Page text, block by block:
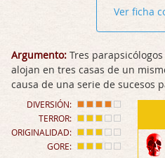
Ver ficha
Argumento: Tres
alojan en tres casas de un
causa de una serie de sucesos
DIVERSIÓN:
TERROR:
ORIGINALIDAD:
GORE: